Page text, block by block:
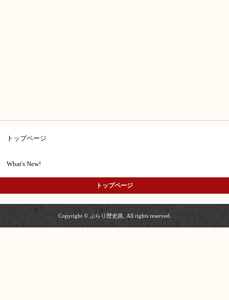
トップページ
What's New!
トップページ
Copyright © ぷらり歴史路, All rights reserved.